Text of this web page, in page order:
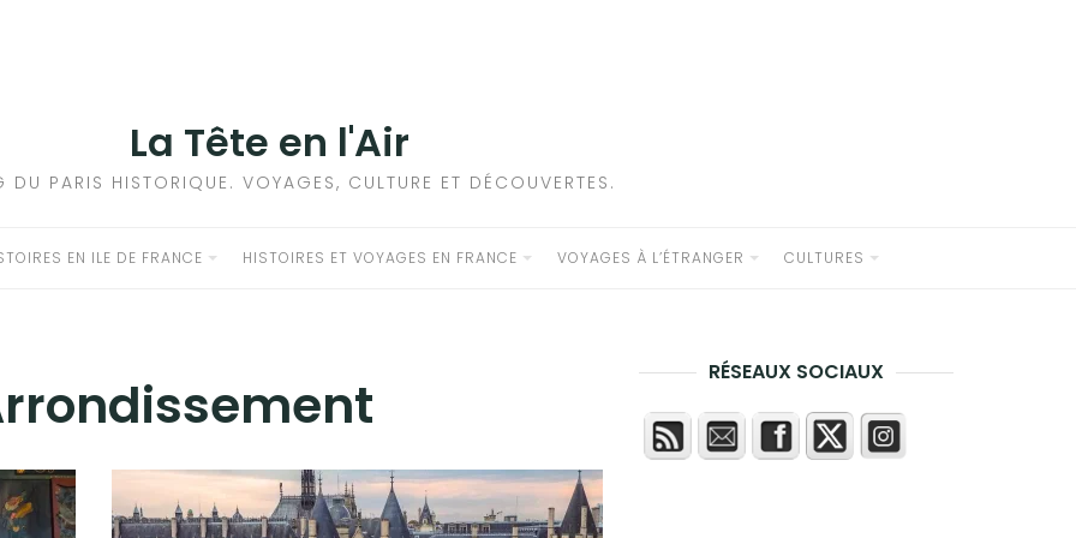
La Tête en l'Air
DU PARIS HISTORIQUE. VOYAGES, CULTURE ET DÉCOUVERTES.
EN ILE DE FRANCE HISTOIRES ET VOYAGES EN FRANCE VOYAGES À L’ÉTRANGER CULTURES
RÉSEAUX SOCIAUX